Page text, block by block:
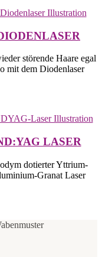
störende Haare egal
mit dem Diodenlaser
LASER
dotierter Yttrium-
Granat Laser